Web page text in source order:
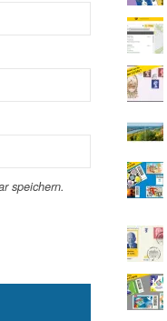
speichern.